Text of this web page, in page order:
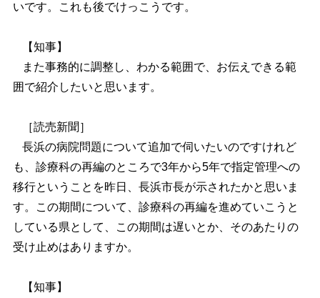
いです。これも後でけっこうです。
【知事】
また事務的に調整し、わかる範囲で、お伝えできる範
囲で紹介したいと思います。
［読売新聞］
長浜の病院問題について追加で伺いたいのですけれど
も、診療科の再編のところで3年から5年で指定管理への
移行ということを昨日、長浜市長が示されたかと思いま
す。この期間について、診療科の再編を進めていこうと
している県として、この期間は遅いとか、そのあたりの
受け止めはありますか。
【知事】